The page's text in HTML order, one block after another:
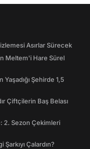
Asırlar Sürecek
Meltem'i Hare Sürel
Şehirde 1,5
Çiftçilerin Baş Belası
2. Sezon Çekimleri
Çalardın?